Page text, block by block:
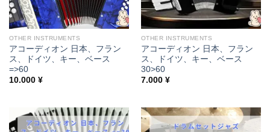
OTHER INSTRUMENTS
アコーディオン 日本、フラン
ス、ドイツ、キー、ベース
=>60
10.000 ¥
OTHER INSTRUMENTS
アコーディオン 日本、フラン
ス、ドイツ、キー、ベース
30>60
7.000 ¥